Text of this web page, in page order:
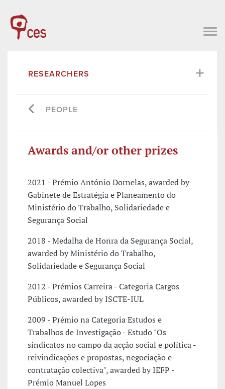
RESEARCHERS
PEOPLE
Awards and/or other prizes
2021 - Prémio António Dornelas, awarded by
Gabinete de Estratégia e Planeamento do
Ministério do Trabalho, Solidariedade e
Segurança Social
2018 - Medalha de Honra da Segurança Social,
awarded by Ministério do Trabalho,
Solidariedade e Segurança Social
2012 - Prémios Carreira - Categoria Cargos
Públicos, awarded by ISCTE-IUL
2009 - Prémio na Categoria Estudos e
Trabalhos de Investigação - Estudo "Os
sindicatos no campo da acção social e política -
reivindicações e propostas, negociação e
contratação colectiva", awarded by IEFP -
Prémio Manuel Lopes